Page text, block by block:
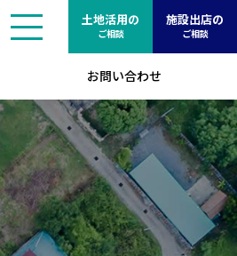
土地活用の
ご相談
施設出店の
ご相談
お問い合わせ